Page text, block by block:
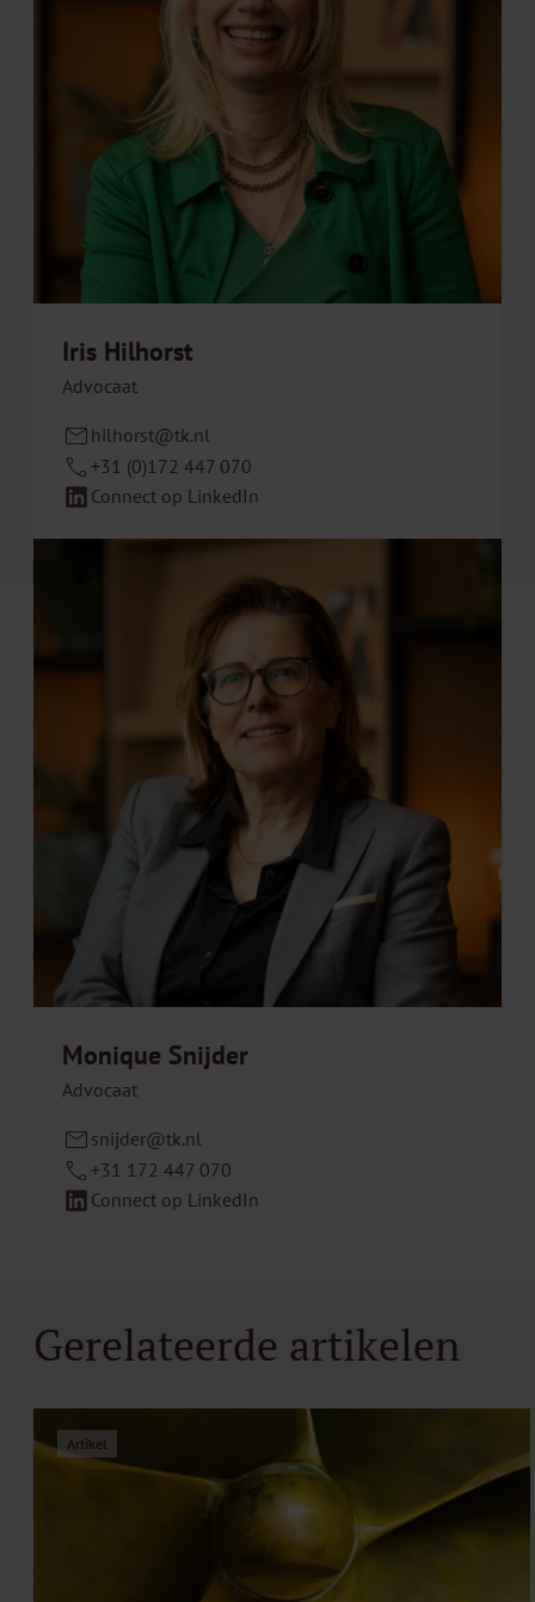
Iris Hilhorst
Advocaat
hilhorst@tk.nl
+31 (0)172 447 070
Connect op LinkedIn
Monique Snijder
Advocaat
snijder@tk.nl
+31 172 447 070
Connect op LinkedIn
Gerelateerde artikelen
Artikel